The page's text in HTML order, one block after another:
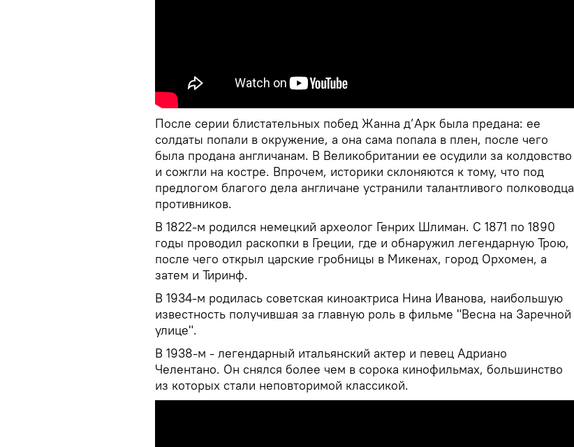
После серии блистательных побед Жанна д’Арк была предана: ее
солдаты попали в окружение, а она сама попала в плен, после чего
была продана англичанам. В Великобритании ее осудили за колдовство
и сожгли на костре. Впрочем, историки склоняются к тому, что под
предлогом благого дела англичане устранили талантливого полководца
противников.
В 1822-м родился немецкий археолог Генрих Шлиман. С 1871 по 1890
годы проводил раскопки в Греции, где и обнаружил легендарную Трою,
после чего открыл царские гробницы в Микенах, город Орхомен, а
затем и Тиринф.
В 1934-м родилась советская киноактриса Нина Иванова, наибольшую
известность получившая за главную роль в фильме "Весна на Заречной
улице".
В 1938-м - легендарный итальянский актер и певец Адриано
Челентано. Он снялся более чем в сорока кинофильмах, большинство
из которых стали неповторимой классикой.